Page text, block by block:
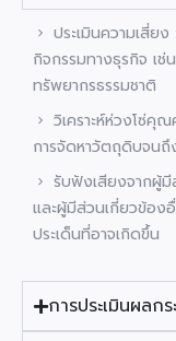
ประเมินความเสี่ย
กิจกรรมทางธุรกิจ เช่
ทรัพยากรธรรมชาติ
วิเคราะห์ห่วงโซ่
การจัดหาวัตถุดิบจน
รับฟังเสียงจากผู้
และผู้มีส่วนเกี่ยวข้อง
ประเด็นที่อาจเกิดขึ้น
การประเมินผลก